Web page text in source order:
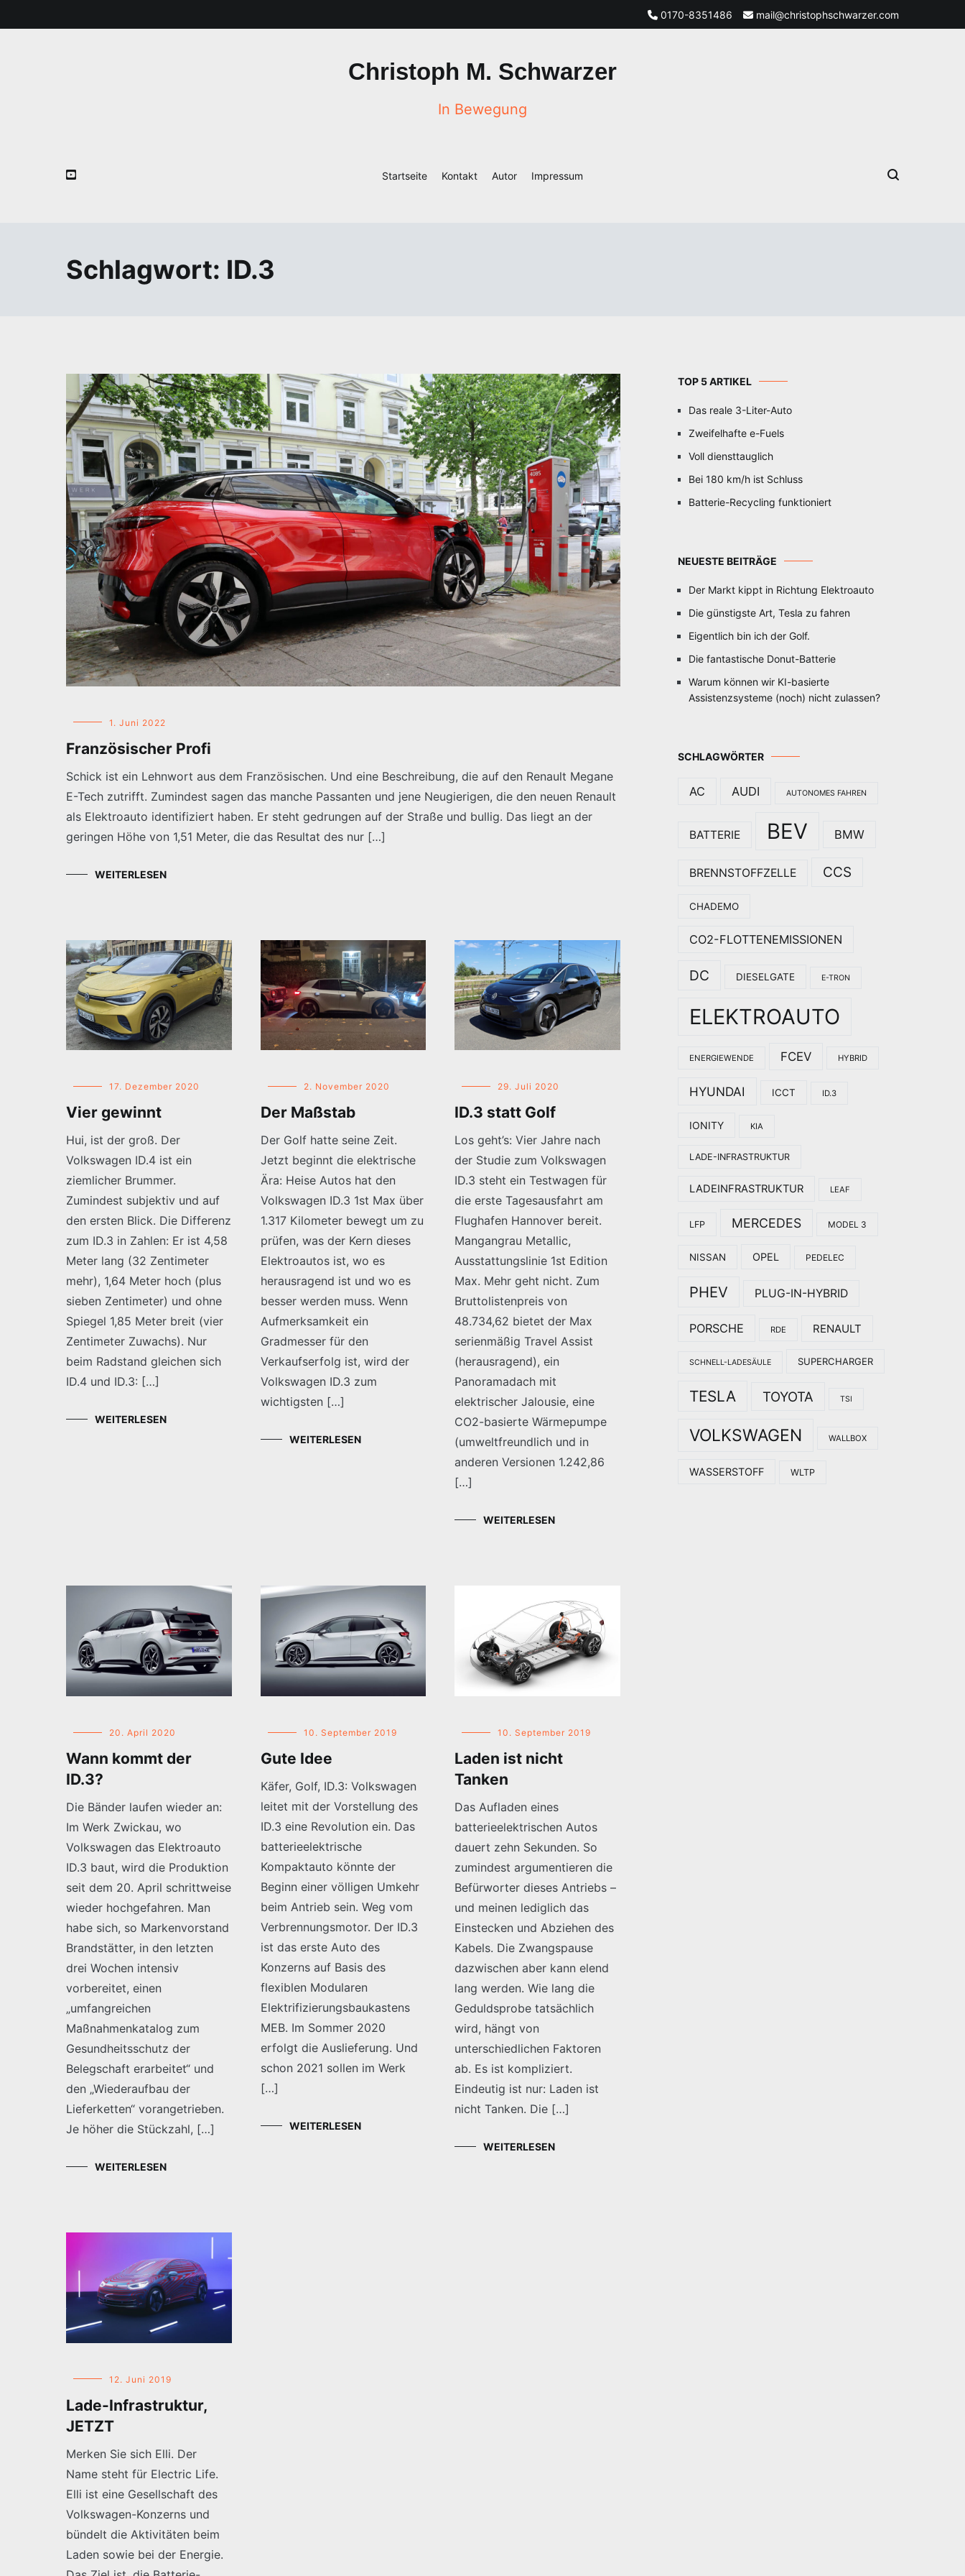
0170-8351486 mail@christophschwarzer.com
Christoph M. Schwarzer
In Bewegung
Startseite Kontakt Autor Impressum
Schlagwort: ID.3
1. Juni 2022
Französischer Profi
Schick ist ein Lehnwort aus dem Französischen. Und eine Beschreibung, die auf den Renault Megane
E-Tech zutrifft. Zumindest sagen das manche Passanten und jene Neugierigen, die den neuen Renault
als Elektroauto identifiziert haben. Er steht gedrungen auf der Straße und bullig. Das liegt an der
geringen Höhe von 1,51 Meter, die das Resultat des nur […]
WEITERLESEN
17. Dezember 2020
Vier gewinnt
Hui, ist der groß. Der
Volkswagen ID.4 ist ein
ziemlicher Brummer.
Zumindest subjektiv und auf
den ersten Blick. Die Differenz
zum ID.3 in Zahlen: Er ist 4,58
Meter lang (32 Zentimeter
mehr), 1,64 Meter hoch (plus
sieben Zentimeter) und ohne
Spiegel 1,85 Meter breit (vier
Zentimeter Zuwachs). Nur
beim Radstand gleichen sich
ID.4 und ID.3: […]
WEITERLESEN
2. November 2020
Der Maßstab
Der Golf hatte seine Zeit.
Jetzt beginnt die elektrische
Ära: Heise Autos hat den
Volkswagen ID.3 1st Max über
1.317 Kilometer bewegt um zu
prüfen, was der Kern dieses
Elektroautos ist, wo es
herausragend ist und wo es
besser werden muss. Wenn
Aufmerksamkeit ein
Gradmesser für den
Verkaufserfolg ist, wird der
Volkswagen ID.3 zum
wichtigsten […]
WEITERLESEN
29. Juli 2020
ID.3 statt Golf
Los geht’s: Vier Jahre nach
der Studie zum Volkswagen
ID.3 steht ein Testwagen für
die erste Tagesausfahrt am
Flughafen Hannover bereit.
Mangangrau Metallic,
Ausstattungslinie 1st Edition
Max. Mehr geht nicht. Zum
Bruttolistenpreis von
48.734,62 bietet der Max
serienmäßig Travel Assist
(herausragend), ein
Panoramadach mit
elektrischer Jalousie, eine
CO2-basierte Wärmepumpe
(umweltfreundlich und in
anderen Versionen 1.242,86
[…]
WEITERLESEN
20. April 2020
Wann kommt der
ID.3?
Die Bänder laufen wieder an:
Im Werk Zwickau, wo
Volkswagen das Elektroauto
ID.3 baut, wird die Produktion
seit dem 20. April schrittweise
wieder hochgefahren. Man
habe sich, so Markenvorstand
Brandstätter, in den letzten
drei Wochen intensiv
vorbereitet, einen
„umfangreichen
Maßnahmenkatalog zum
Gesundheitsschutz der
Belegschaft erarbeitet“ und
den „Wiederaufbau der
Lieferketten“ vorangetrieben.
Je höher die Stückzahl, […]
WEITERLESEN
10. September 2019
Gute Idee
Käfer, Golf, ID.3: Volkswagen
leitet mit der Vorstellung des
ID.3 eine Revolution ein. Das
batterieelektrische
Kompaktauto könnte der
Beginn einer völligen Umkehr
beim Antrieb sein. Weg vom
Verbrennungsmotor. Der ID.3
ist das erste Auto des
Konzerns auf Basis des
flexiblen Modularen
Elektrifizierungsbaukastens
MEB. Im Sommer 2020
erfolgt die Auslieferung. Und
schon 2021 sollen im Werk
[…]
WEITERLESEN
10. September 2019
Laden ist nicht
Tanken
Das Aufladen eines
batterieelektrischen Autos
dauert zehn Sekunden. So
zumindest argumentieren die
Befürworter dieses Antriebs –
und meinen lediglich das
Einstecken und Abziehen des
Kabels. Die Zwangspause
dazwischen aber kann elend
lang werden. Wie lang die
Geduldsprobe tatsächlich
wird, hängt von
unterschiedlichen Faktoren
ab. Es ist kompliziert.
Eindeutig ist nur: Laden ist
nicht Tanken. Die […]
WEITERLESEN
12. Juni 2019
Lade-Infrastruktur,
JETZT
Merken Sie sich Elli. Der
Name steht für Electric Life.
Elli ist eine Gesellschaft des
Volkswagen-Konzerns und
bündelt die Aktivitäten beim
Laden sowie bei der Energie.
TOP 5 ARTIKEL
Das reale 3-Liter-Auto
Zweifelhafte e-Fuels
Voll diensttauglich
Bei 180 km/h ist Schluss
Batterie-Recycling funktioniert
NEUESTE BEITRÄGE
Der Markt kippt in Richtung Elektroauto
Die günstigste Art, Tesla zu fahren
Eigentlich bin ich der Golf.
Die fantastische Donut-Batterie
Warum können wir KI-basierte
Assistenzsysteme (noch) nicht zulassen?
SCHLAGWÖRTER
AC AUDI AUTONOMES FAHREN
BATTERIE BEV BMW
BRENNSTOFFZELLE CCS
CHADEMO
CO2-FLOTTENEMISSIONEN
DC DIESELGATE E-TRON
ELEKTROAUTO
ENERGIEWENDE FCEV HYBRID
HYUNDAI ICCT ID.3
IONITY KIA
LADE-INFRASTRUKTUR
LADEINFRASTRUKTUR LEAF
LFP MERCEDES MODEL 3
NISSAN OPEL PEDELEC
PHEV PLUG-IN-HYBRID
PORSCHE RDE RENAULT
SCHNELL-LADESÄULE SUPERCHARGER
TESLA TOYOTA TSI
VOLKSWAGEN WALLBOX
WASSERSTOFF WLTP